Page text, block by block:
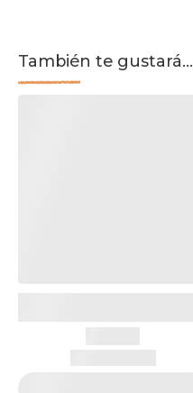
También te gustará...